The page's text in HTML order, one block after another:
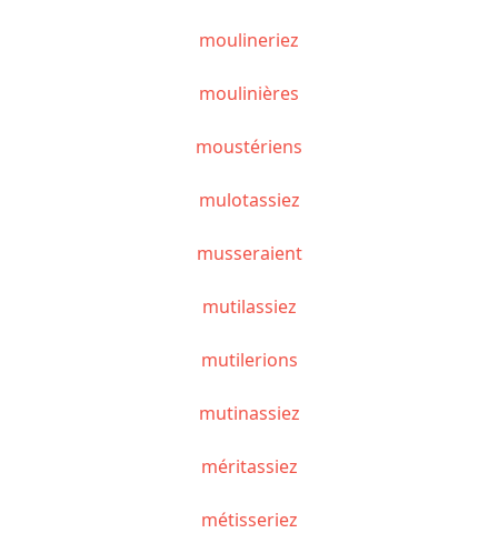
moulineriez
moulinières
moustériens
mulotassiez
musseraient
mutilassiez
mutilerions
mutinassiez
méritassiez
métisseriez